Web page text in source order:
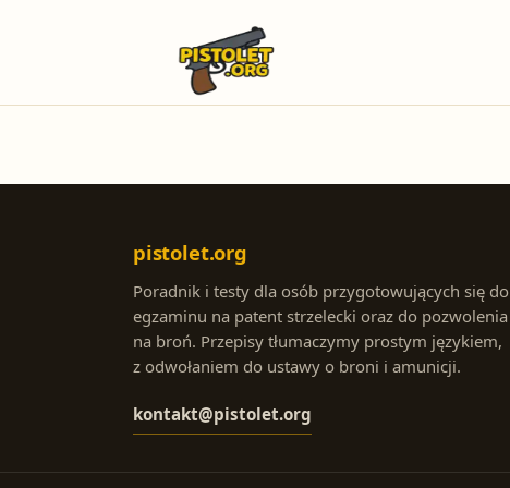
pistolet.org
Poradnik i testy dla osób przygotowujących się do
egzaminu na patent strzelecki oraz do pozwolenia
na broń. Przepisy tłumaczymy prostym językiem,
z odwołaniem do ustawy o broni i amunicji.
kontakt@pistolet.org